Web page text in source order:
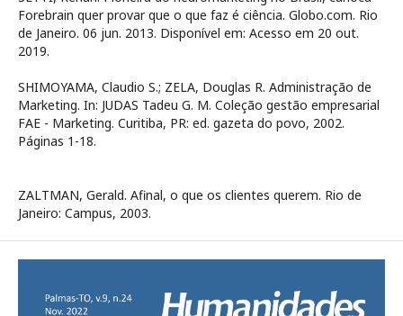
Forebrain quer provar que o que faz é ciência. Globo.com. Rio
de Janeiro. 06 jun. 2013. Disponível em: Acesso em 20 out.
2019.
SHIMOYAMA, Claudio S.; ZELA, Douglas R. Administração de
Marketing. In: JUDAS Tadeu G. M. Coleção gestão empresarial
FAE - Marketing. Curitiba, PR: ed. gazeta do povo, 2002.
Páginas 1-18.
ZALTMAN, Gerald. Afinal, o que os clientes querem. Rio de
Janeiro: Campus, 2003.